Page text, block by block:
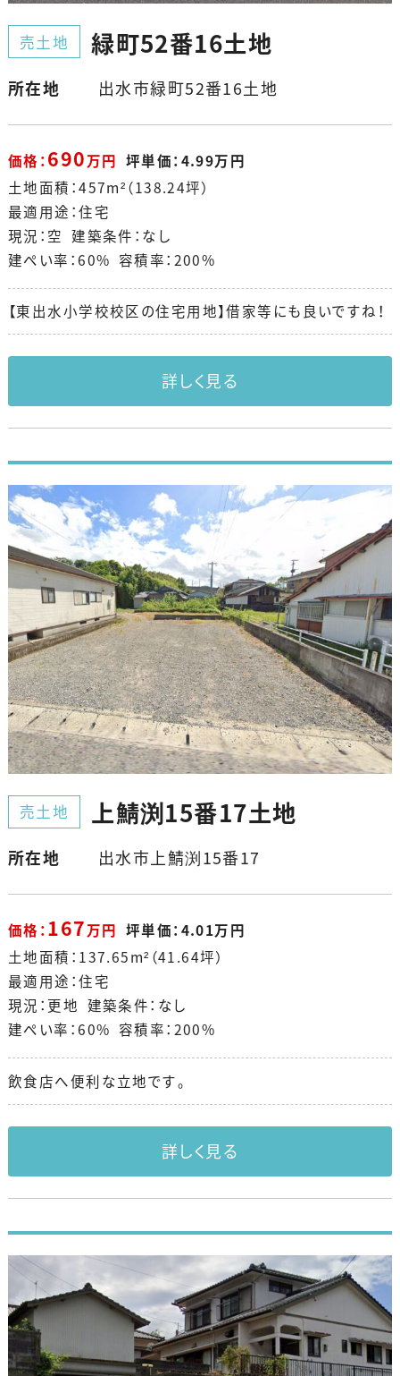
売土地 緑町52番16土地
所在地 出水市緑町52番16土地
価格：690万円 坪単価：4.99万円
土地面積：457m²（138.24坪）
最適用途：住宅
現況：空 建築条件：なし
建ぺい率：60% 容積率：200%
【東出水小学校校区の住宅用地】借家等にも良いですね！
詳しく見る
売土地 上鯖渕15番17土地
所在地 出水市上鯖渕15番17
価格：167万円 坪単価：4.01万円
土地面積：137.65m²（41.64坪）
最適用途：住宅
現況：更地 建築条件：なし
建ぺい率：60% 容積率：200%
飲食店へ便利な立地です。
詳しく見る